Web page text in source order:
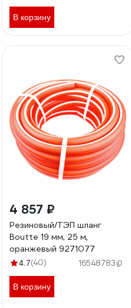
0,4-В 20м
В корзину
4 857 ₽
Резиновый/ТЭП шланг
Boutte 19 мм, 25 м,
оранжевый 9271077
4.7(40) 16548783
В корзину